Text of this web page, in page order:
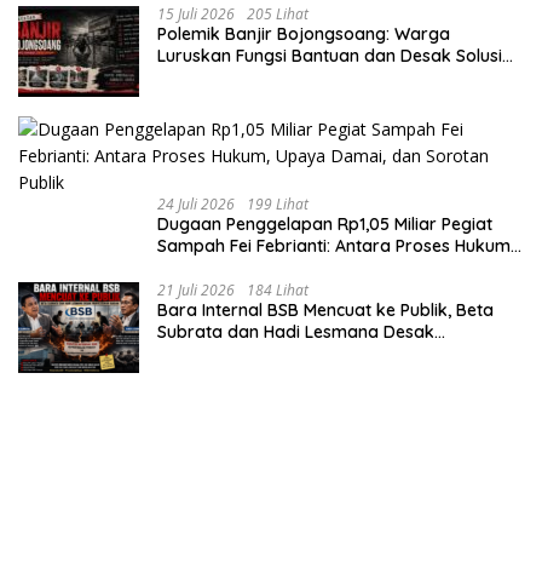
15 Juli 2026 205 Lihat
Polemik Banjir Bojongsoang: Warga
Luruskan Fungsi Bantuan dan Desak Solusi
24 Juli 2026 199 Lihat
Dugaan Penggelapan Rp1,05 Miliar Pegiat
Sampah Fei Febrianti: Antara Proses Hukum,
21 Juli 2026 184 Lihat
Bara Internal BSB Mencuat ke Publik, Beta
Subrata dan Hadi Lesmana Desak